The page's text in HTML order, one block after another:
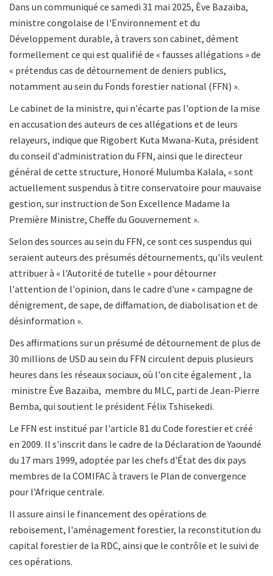
Dans un communiqué ce samedi 31 mai 2025, Ève Bazaïba,
ministre congolaise de l'Environnement et du
Développement durable, à travers son cabinet, dément
formellement ce qui est qualifié de « fausses allégations » de
« prétendus cas de détournement de deniers publics,
notamment au sein du Fonds forestier national (FFN) ».
Le cabinet de la ministre, qui n'écarte pas l'option de la mise
en accusation des auteurs de ces allégations et de leurs
relayeurs, indique que Rigobert Kuta Mwana-Kuta, président
du conseil d'administration du FFN, ainsi que le directeur
général de cette structure, Honoré Mulumba Kalala, « sont
actuellement suspendus à titre conservatoire pour mauvaise
gestion, sur instruction de Son Excellence Madame la
Première Ministre, Cheffe du Gouvernement ».
Selon des sources au sein du FFN, ce sont ces suspendus qui
seraient auteurs des présumés détournements, qu'ils veulent
attribuer à « l'Autorité de tutelle » pour détourner
l'attention de l'opinion, dans le cadre d'une « campagne de
dénigrement, de sape, de diffamation, de diabolisation et de
désinformation ».
Des affirmations sur un présumé de détournement de plus de
30 millions de USD au sein du FFN circulent depuis plusieurs
heures dans les réseaux sociaux, où l'on cite également , la
ministre Ève Bazaïba, membre du MLC, parti de Jean-Pierre
Bemba, qui soutient le président Félix Tshisekedi.
Le FFN est institué par l'article 81 du Code forestier et créé
en 2009. Il s'inscrit dans le cadre de la Déclaration de Yaoundé
du 17 mars 1999, adoptée par les chefs d'État des dix pays
membres de la COMIFAC à travers le Plan de convergence
pour l'Afrique centrale.
Il assure ainsi le financement des opérations de
reboisement, l'aménagement forestier, la reconstitution du
capital forestier de la RDC, ainsi que le contrôle et le suivi de
ces opérations.